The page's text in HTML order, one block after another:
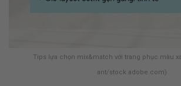
Tips lựa chọn mix&match với trang phục màu
ant/stock.adobe.com)